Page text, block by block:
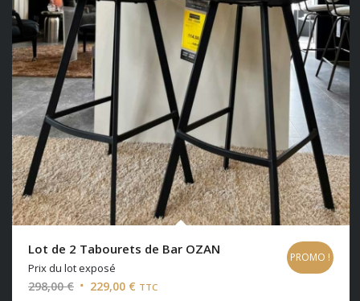
Lot de 2 Tabourets de Bar OZAN
Prix du lot exposé
298,00€ Le 229,00 € Le
TTC
PROMO !